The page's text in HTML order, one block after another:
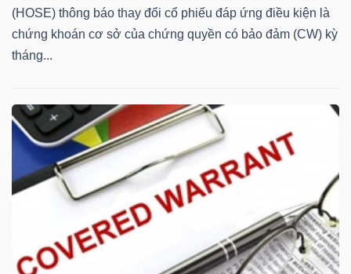
(HOSE) thông báo thay đổi cổ phiếu đáp ứng điều kiện là
chứng khoán cơ sở của chứng quyền có bảo đảm (CW) kỳ
tháng...
Bài
viết
của
giả
(-)
Báo
tích
(-)